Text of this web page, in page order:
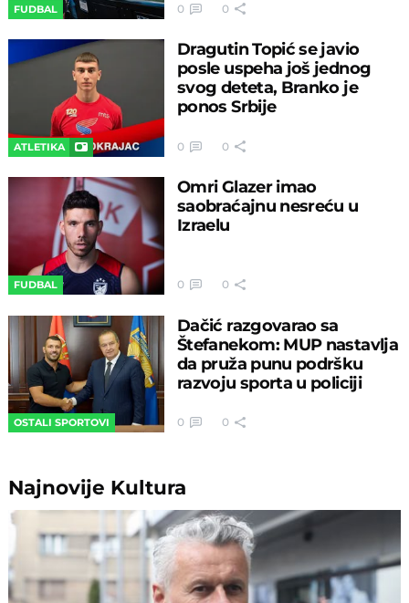
FUDBAL 0 0
ATLETIKA
Dragutin Topić se javio
posle uspeha još jednog
svog deteta, Branko je
ponos Srbije
0 0
FUDBAL
Omri Glazer imao
saobraćajnu nesreću u
Izraelu
0 0
OSTALI SPORTOVI
Dačić razgovarao sa
Štefanekom: MUP nastavlja
da pruža punu podršku
razvoju sporta u policiji
0 0
Najnovije Kultura